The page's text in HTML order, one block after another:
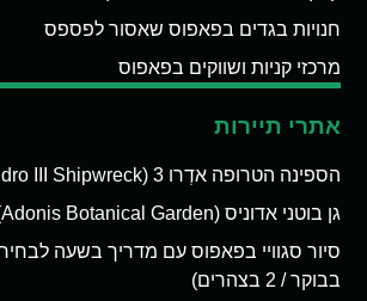
חנויות בגדים בפאפוס שאסור לפספס
מרכזי קניות ושווקים בפאפוס
אתרי תיירות
הספינה הטרופה אדְרו 3 (Edro III Shipwreck) בפאפוס
גן בוטני אדוניס (Adonis Botanical Garden) בפאפוס
בבוקר / 2 בצהרים)